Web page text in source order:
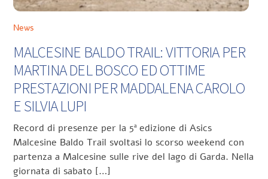
News
MALCESINE BALDO TRAIL: VITTORIA PER
MARTINA DEL BOSCO ED OTTIME
PRESTAZIONI PER MADDALENA CAROLO
E SILVIA LUPI
Record di presenze per la 5ª edizione di Asics
Malcesine Baldo Trail svoltasi lo scorso weekend con
partenza a Malcesine sulle rive del lago di Garda. Nella
giornata di sabato […]